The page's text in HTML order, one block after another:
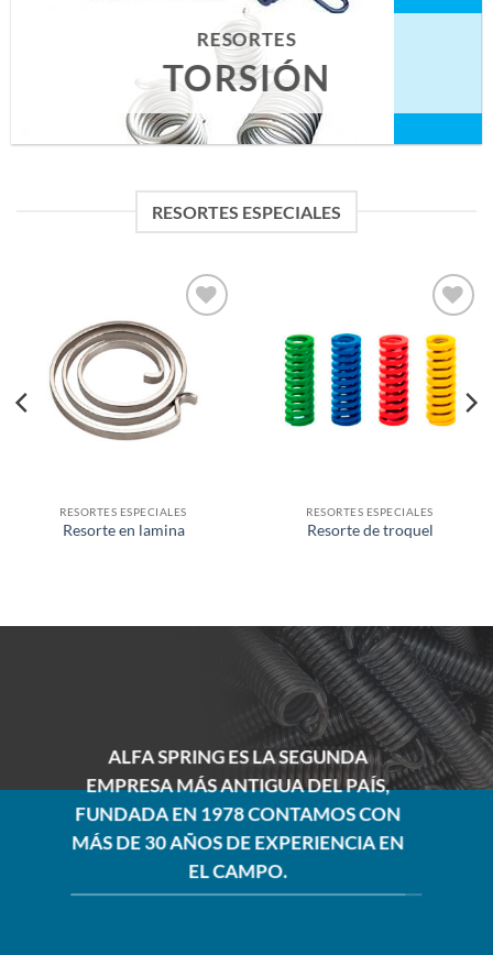
RESORTES
TORSIÓN
RESORTES ESPECIALES
lista
de
deseos
RESORTES ESPECIALES
Resorte en lamina
Añadir
a la
lista
de
deseos
RESORTES ESPECIALES
Resorte de troquel
ALFA SPRING ES LA SEGUNDA
EMPRESA MÁS ANTIGUA DEL PAÍS,
FUNDADA EN 1978 CONTAMOS CON
MÁS DE 30 AÑOS DE EXPERIENCIA EN
EL CAMPO.